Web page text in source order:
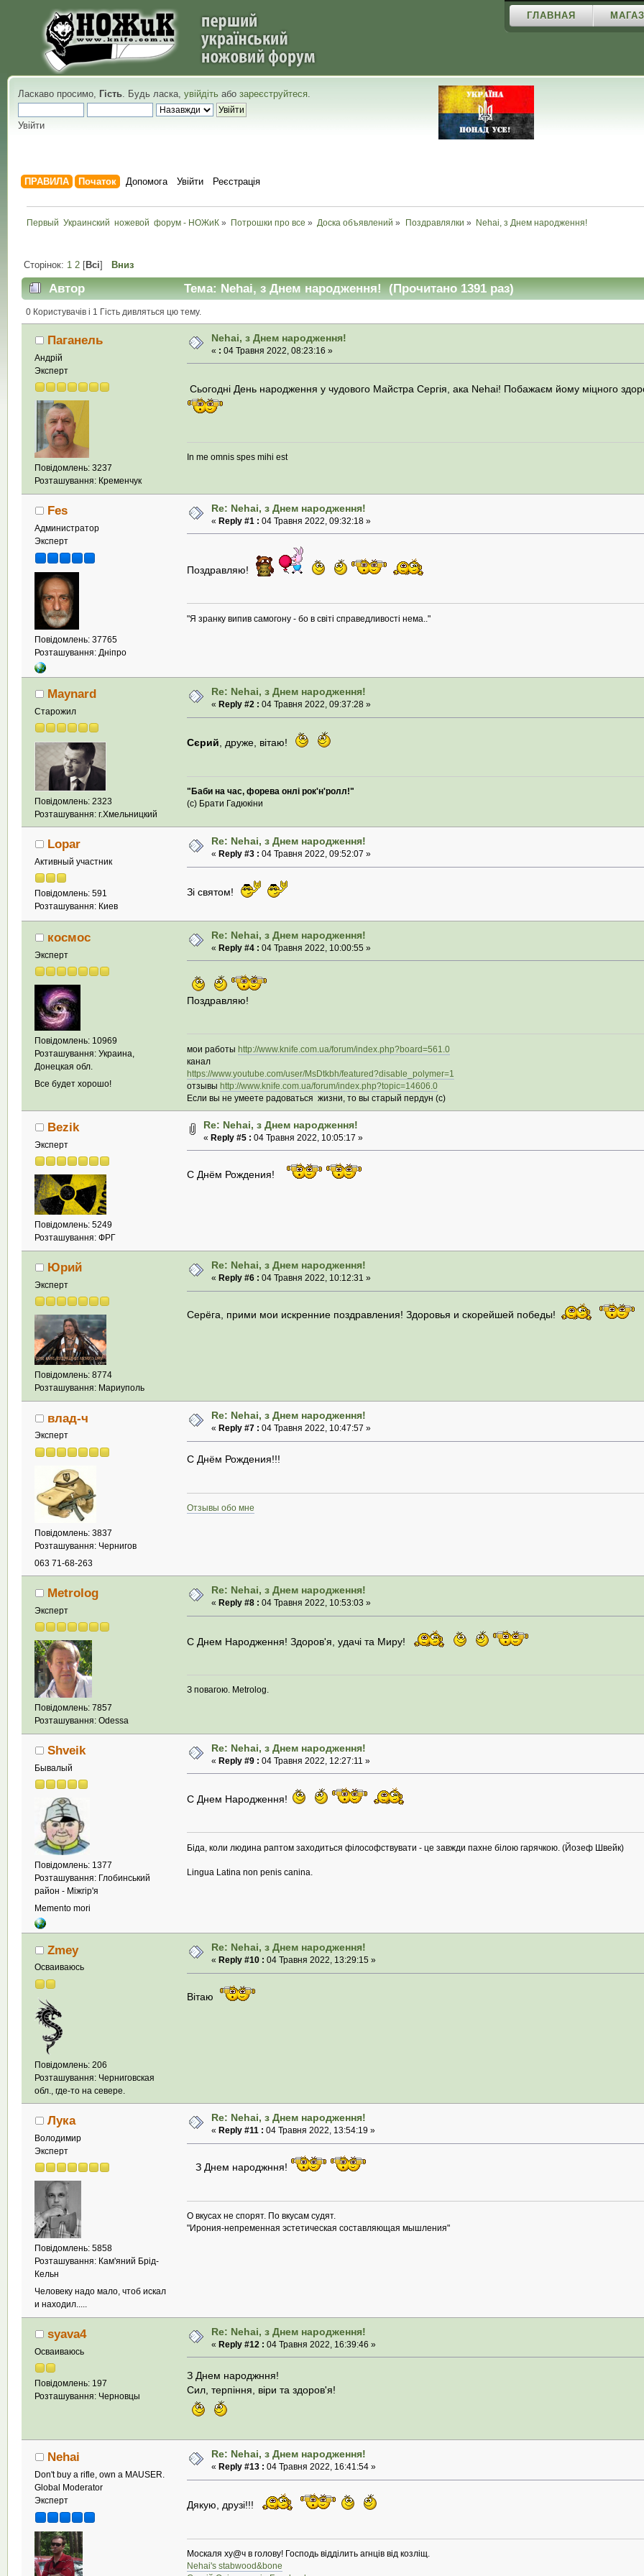
ГЛАВНАЯ
Ласкаво просимо, Гість. Будь ласка, увійдіть або зареєструйтеся.
Увійти
ПРАВИЛА Початок Допомога Увійти Реєстрація
Первый  Украинский  ножевой  форум - НОЖиК » Потрошки про все » Доска объявлений » Поздравлялки » Nehai, з Днем народження!
Сторінок: 1 2[Всі] Вниз
Автор Тема: Nehai, з Днем народження! (Прочитано 1391 раз)
0 Користувачів і 1 Гість дивляться цю тему.
Паганель
Андрій
Эксперт
Повідомлень: 3237
Розташування: Кременчук
Nehai, з Днем народження!
« : 04 Травня 2022, 08:23:16 »
Сьогодні День народження у чудового Майстра Сергія, ака Nehai! Побажаєм йому міцного
In me omnis spes mihi est
Fes
Администратор
Эксперт
Повідомлень: 37765
Розташування: Дніпро
Re: Nehai, з Днем народження!
« Reply #1 : 04 Травня 2022, 09:32:18 »
Поздравляю!
"Я зранку випив самогону - бо в світі справедливості нема.."
Maynard
Старожил
Повідомлень: 2323
Розташування: г.Хмельницкий
Re: Nehai, з Днем народження!
« Reply #2 : 04 Травня 2022, 09:37:28 »
Сєрий , друже, вітаю!
"Баби на час, форева онлі рок'н'ролл!"
(с) Брати Гадюкіни
Lopar
Активный участник
Повідомлень: 591
Розташування: Киев
Re: Nehai, з Днем народження!
« Reply #3 : 04 Травня 2022, 09:52:07 »
Зі святом!
космос
Эксперт
Повідомлень: 10969
Розташування: Украина,
Донецкая обл.
Все будет хорошо!
Re: Nehai, з Днем народження!
« Reply #4 : 04 Травня 2022, 10:00:55 »
Поздравляю!
мои работыhttp://www.knife.com.ua/forum/index.php?board=561.0
канал
https://www.youtube.com/user/MsDtkbh/featured?disable_polymer=1
отзывыhttp://www.knife.com.ua/forum/index.php?topic=14606.0
Если вы не умеете радоваться жизни, то вы старый пердун (с)
Bezik
Эксперт
Повідомлень: 5249
Розташування: ФРГ
Re: Nehai, з Днем народження!
« Reply #5 : 04 Травня 2022, 10:05:17 »
С Днём Рождения!
Юрий
Эксперт
Повідомлень: 8774
Розташування: Мариуполь
Re: Nehai, з Днем народження!
« Reply #6 : 04 Травня 2022, 10:12:31 »
Серёга, прими мои искренние поздравления! Здоровья и скорейшей победы!
влад-ч
Эксперт
Повідомлень: 3837
Розташування: Чернигов
063 71-68-263
Re: Nehai, з Днем народження!
« Reply #7 : 04 Травня 2022, 10:47:57 »
С Днём Рождения!!!
Отзывы обо мне
Metrolog
Эксперт
Повідомлень: 7857
Розташування: Odessa
Re: Nehai, з Днем народження!
« Reply #8 : 04 Травня 2022, 10:53:03 »
С Днем Народження! Здоров'я, удачі та Миру!
З повагою. Metrolog.
Shveik
Бывалый
Повідомлень: 1377
Розташування: Глобинський
район - Міжгір'я
Memento mori
Re: Nehai, з Днем народження!
« Reply #9 : 04 Травня 2022, 12:27:11 »
С Днем Народження!
Біда, коли людина раптом заходиться філософствувати - це завжди пахне білою гарячкою. (Йозеф Швейк)
Lingua Latina non penis canina.
Zmey
Осваиваюсь
Повідомлень: 206
Розташування: Черниговская
обл., где-то на севере.
Re: Nehai, з Днем народження!
« Reply #10 : 04 Травня 2022, 13:29:15 »
Вітаю
Лука
Володимир
Эксперт
Повідомлень: 5858
Розташування: Кам'яний Брід-
Кельн
Человеку надо мало, чтоб искал
и находил.....
Re: Nehai, з Днем народження!
« Reply #11 : 04 Травня 2022, 13:54:19 »
З Днем народжння!
О вкусах не спорят. По вкусам судят.
"Ирония-непременная эстетическая составляющая мышления"
syava4
Осваиваюсь
Повідомлень: 197
Розташування: Черновцы
Re: Nehai, з Днем народження!
« Reply #12 : 04 Травня 2022, 16:39:46 »
З Днем народжння!
Сил, терпіння, віри та здоров'я!
Nehai
Don't buy a rifle, own a MAUSER.
Global Moderator
Эксперт
Re: Nehai, з Днем народження!
« Reply #13 : 04 Травня 2022, 16:41:54 »
Дякую, друзі!!!
Москаля ху@ч в голову! Господь відділить агнців від козліщ.
Nehai's stabwood&bone